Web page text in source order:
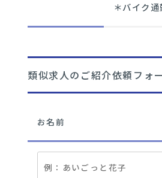
＊バイク
類似求人のご紹介依頼フォ
お名前